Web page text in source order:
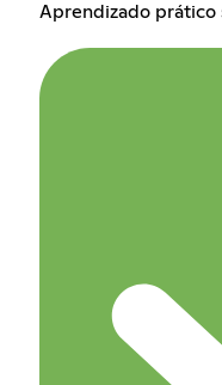
Aprendizado prático